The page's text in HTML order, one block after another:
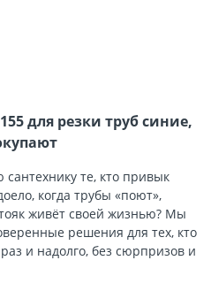
для резки труб синие,
те, кто привык
когда трубы «поют»,
живёт своей жизнью? Мы
решения для тех, кто
и надолго, без сюрпризов и